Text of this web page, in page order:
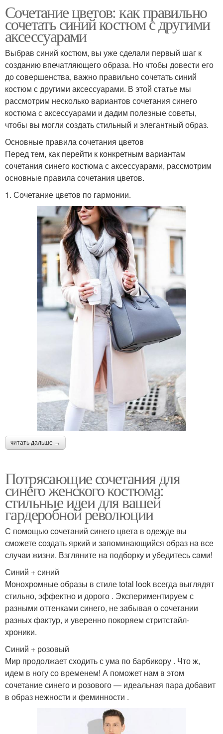
Сочетание цветов: как правильно
сочетать синий костюм с другими
аксессуарами
Выбрав синий костюм, вы уже сделали первый шаг к
созданию впечатляющего образа. Но чтобы довести его
до совершенства, важно правильно сочетать синий
костюм с другими аксессуарами. В этой статье мы
рассмотрим несколько вариантов сочетания синего
костюма с аксессуарами и дадим полезные советы,
чтобы вы могли создать стильный и элегантный образ.
Основные правила сочетания цветов
Перед тем, как перейти к конкретным вариантам
сочетания синего костюма с аксессуарами, рассмотрим
основные правила сочетания цветов.
1. Сочетание цветов по гармонии.
читать дальше →
Потрясающие сочетания для
синего женского костюма:
стильные идеи для вашей
гардеробной революции
С помощью сочетаний синего цвета в одежде вы
сможете создать яркий и запоминающийся образ на все
случаи жизни. Взгляните на подборку и убедитесь сами!
Синий + синий
Монохромные образы в стиле total look всегда выглядят
стильно, эффектно и дорого . Экспериментируем с
разными оттенками синего, не забывая о сочетании
разных фактур, и уверенно покоряем стритстайл-
хроники.
Синий + розовый
Мир продолжает сходить с ума по барбикору . Что ж,
идем в ногу со временем! А поможет нам в этом
сочетание синего и розового — идеальная пара добавит
в образ нежности и феминности .